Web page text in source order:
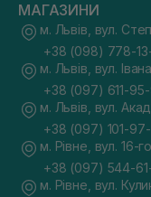
МАГАЗИНИ
м. Львів, вул.
+38 (098) 778-
м. Львів, вул.
+38 (097) 611-
м. Львів, вул.
+38 (097) 101-97-
м. Рівне, вул. 16-
+38 (097) 544-
м. Рівне, вул.